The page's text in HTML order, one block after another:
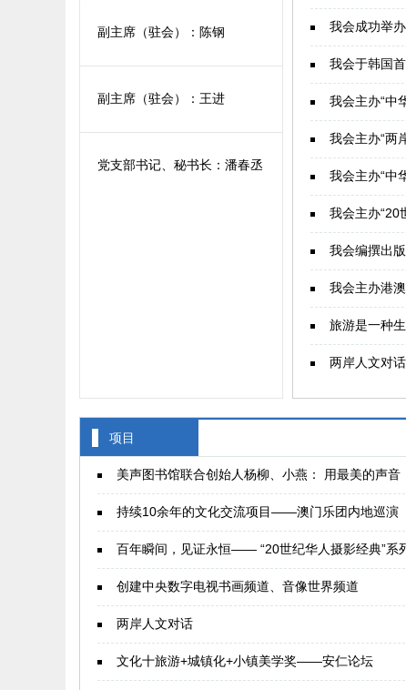
副主席（驻会）：陈钢
副主席（驻会）：王进
党支部书记、秘书长：潘春丞
我会成功举
我会于韩国
我会主办“中
我会主办“两
我会主办“中
我会主办“20
我会编撰出
我会主办港
两岸人文对话
项目
持续10余年的文化交流项目——澳门乐团内地巡演
百年瞬间，见证永恒—— “20世纪华人摄影经典”系
创建中央数字电视书画频道、音像世界频道
两岸人文对话
文化十旅游+城镇化+小镇美学奖——安仁论坛